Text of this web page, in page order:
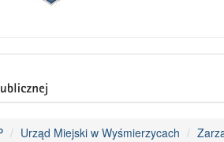
Urząd Miejski w Wyśmierzycach